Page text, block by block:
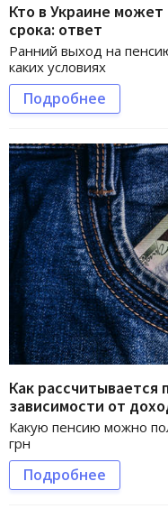
Кто в Украине
срока: ответ
Ранний выход на
каких условиях
Подробнее
Как рассчитывается
зависимости от
Какую пенсию можно
грн
Подробнее